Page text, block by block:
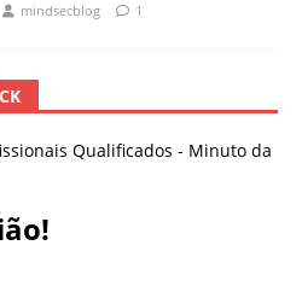
mindsecblog 1
Qualificados - Minuto da